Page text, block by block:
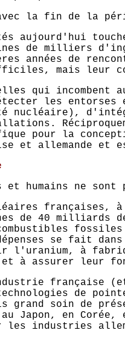
la fin de la
aujourd'hui
de milliers
années de
mais leur
qui
les
pour la
et allemande et
humains ne
françaises,
de 40 milliards
se fait
l'uranium, à
à assurer leur
française (et
de
grand soin de
Japon, en Corée,
les industries